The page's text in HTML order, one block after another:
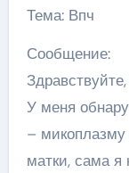
Тема: Впч
Сообщение:
У меня
– микоплазму
матки, сама я